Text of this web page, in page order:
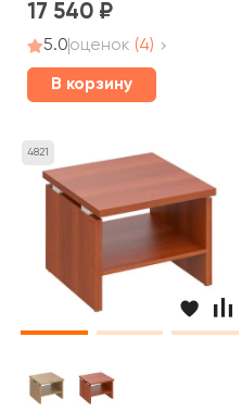
17 540
5.0оценок (4)
В корзину
4821